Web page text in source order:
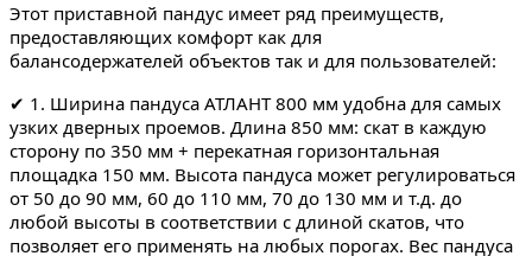
Этот приставной пандус имеет ряд преимуществ,
предоставляющих комфорт как для
балансодержателей объектов так и для пользователей:
✔ 1. Ширина пандуса АТЛАНТ 800 мм удобна для самых
узких дверных проемов. Длина 850 мм: скат в каждую
сторону по 350 мм + перекатная горизонтальная
площадка 150 мм. Высота пандуса может регулироваться
от 50 до 90 мм, 60 до 110 мм, 70 до 130 мм и т.д. до
любой высоты в соответствии с длиной скатов, что
позволяет его применять на любых порогах. Вес пандуса